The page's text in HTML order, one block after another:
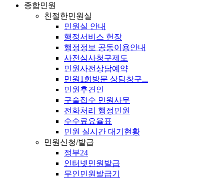
종합민원
친절한민원실
민원실 안내
행정서비스 헌장
행정정보 공동이용안내
사전심사청구제도
민원사전상담예약
민원1회방문 상담창구...
민원후견인
구술접수 민원사무
전화처리 행정민원
수수료요율표
민원 실시간 대기현황
민원신청/발급
정부24
인터넷민원발급
무인민원발급기